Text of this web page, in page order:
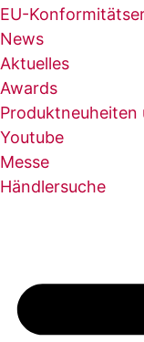
EU-
News
Aktuelles
Awards
Youtube
Messe
Händlersuche